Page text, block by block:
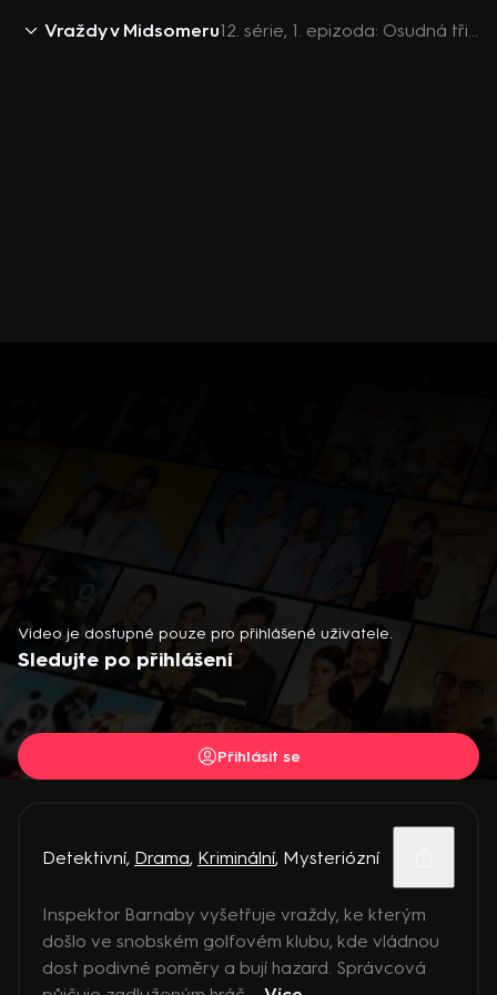
Vraždy v Midsomeru 12. série, 1. epizoda: Osudná třináctá jamka
Video je dostupné pouze pro přihlášené uživatele.
Sledujte po přihlášení
Přihlásit se
Detektivní, Drama, Kriminální, Mysteriózní
Inspektor Barnaby vyšetřuje vraždy, ke kterým
došlo ve snobském golfovém klubu, kde vládnou
dost podivné poměry a bují hazard. Správcová